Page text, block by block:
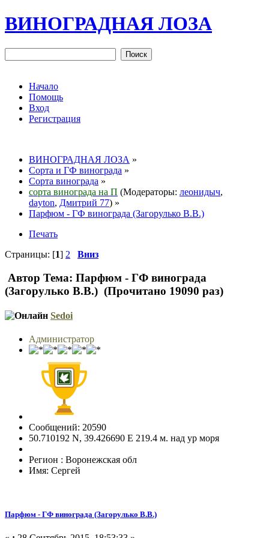
ВИНОГРАДНАЯ ЛОЗА
Начало
Помощь
Вход
Регистрация
ВИНОГРАДНАЯ ЛОЗА »
Сорта и ГФ винограда »
Сорта винограда »
сорта винограда на П (Модераторы: леонидыч,
dayton, Дмитрий 77) »
Парфюм - ГФ винограда (Загорулько В.В.)
Печать
Страницы: [1] 2 Вниз
Автор Тема: Парфюм - ГФ винограда
(Загорулько В.В.) (Прочитано 19090 раз)
Sedoi
Администратор
Сообщений: 20590
50.710192 N, 39.426690 E 219.4 м. над ур моря
Регион : Воронежская обл
Имя: Сергей
Парфюм - ГФ винограда (Загорулько В.В.)